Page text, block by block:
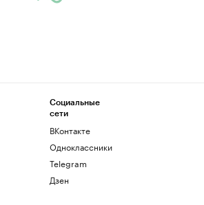
Социальные
сети
ВКонтакте
Одноклассники
Telegram
Дзен